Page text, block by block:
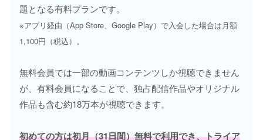
題となる有料プランです。
※アプリ経由（App Store、Google Play）で入会した場合は月額
1,100円（税込）。
無料会員では一部の動画コンテンツしか視聴できません
が、有料会員になることで、独占配信作品やオリジナル
作品も含む約18万本が視聴できます。
初めての方は初月（31日間）無料で利用でき、トライア